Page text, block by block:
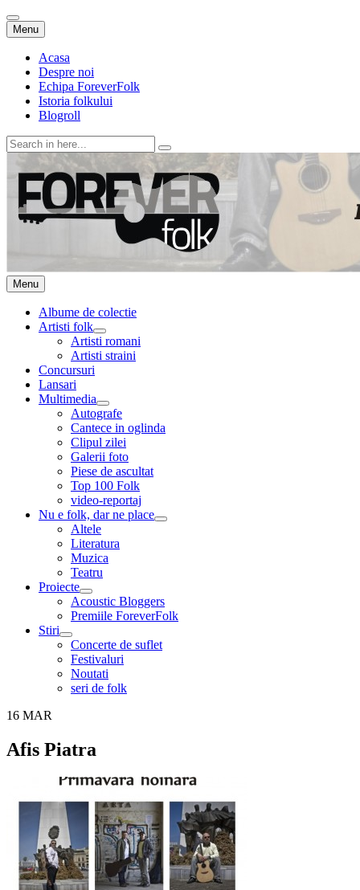
Menu Skip
to
content
Acasa
Despre noi
Echipa ForeverFolk
Istoria folkului
Blogroll
Search
for:
ForeverFolk
Muzica sufletului tau
Menu Skip
to
content
Albume de colectie
Artisti folk
expand
child
menu
Artisti romani
Artisti straini
Concursuri
Lansari
Multimedia
expand
child
menu
Autografe
Cantece in oglinda
Clipul zilei
Galerii foto
Piese de ascultat
Top 100 Folk
video-reportaj
Nu e folk, dar ne place
expand
Altele
Literatura
Muzica
Teatru
Proiecte
expand
child
menu
Acoustic Bloggers
Premiile ForeverFolk
Stiri
expand
child
menu
Concerte de suflet
Festivaluri
Noutati
seri de folk
16 MAR
Afis Piatra